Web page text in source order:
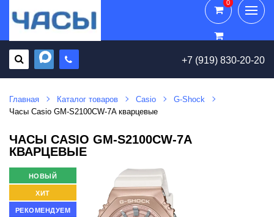
+7 (919) 830-20-20
0
0
Главная Каталог товаров Casio
G-Shock
Часы Casio GM-S2100CW-7A кварцевые
ЧАСЫ CASIO GM-S2100CW-7A
КВАРЦЕВЫЕ
НОВЫЙ
ХИТ
РЕКОМЕНДУЕМ